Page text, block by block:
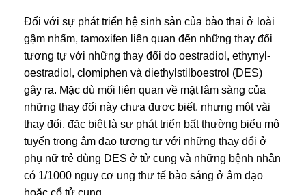
Đối với sự phát triển hệ sinh sản của bào thai ở loài
gậm nhấm, tamoxifen liên quan đến những thay đổi
tương tự với những thay đổi do oestradiol, ethynyl-
oestradiol, clomiphen và diethylstilboestrol (DES)
gây ra. Mặc dù mối liên quan về mặt lâm sàng của
những thay đổi này chưa được biết, nhưng một vài
thay đổi, đặc biệt là sự phát triển bất thường biểu mô
tuyến trong âm đạo tương tự với những thay đổi ở
phụ nữ trẻ dùng DES ở tử cung và những bệnh nhân
có 1/1000 nguy cơ ung thư tế bào sáng ở âm đạo
hoặc cổ tử cung.